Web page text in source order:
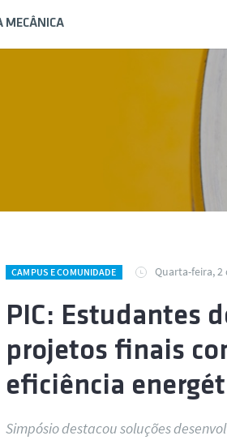
MECÂNICA
CAMPUS E COMUNIDADE Quarta-feira, 2
PIC: Estudantes
projetos finais
eficiência
Simpósio destacou soluções